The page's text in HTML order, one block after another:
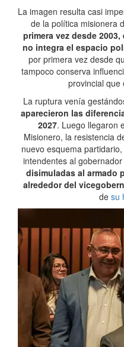
La imagen resulta casi
de la política misionera
primera vez desde
no integra el espacio
por primera vez desde
tampoco conserva
provincial que
La ruptura venía
aparecieron las
2027. Luego llegaron
Misionero, la resistencia
nuevo esquema
intendentes al
disimuladas al armado
alrededor del
de su